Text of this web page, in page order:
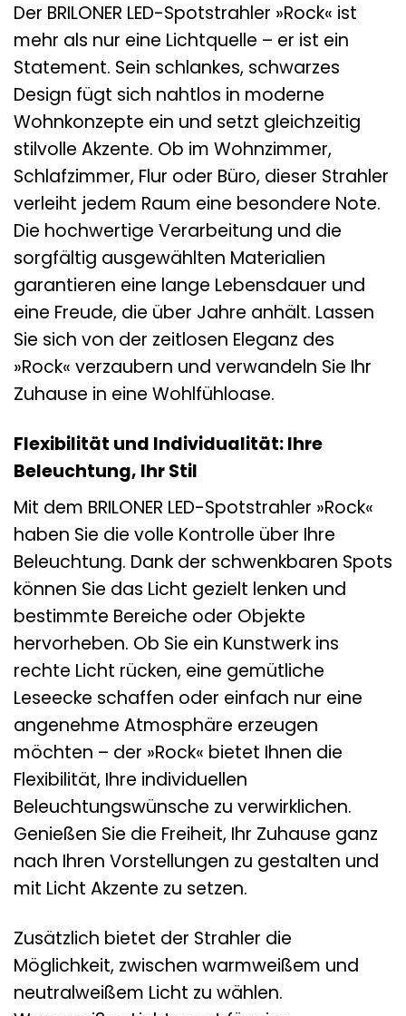
Der BRILONER LED-Spotstrahler »Rock« ist
mehr als nur eine Lichtquelle – er ist ein
Statement. Sein schlankes, schwarzes
Design fügt sich nahtlos in moderne
Wohnkonzepte ein und setzt gleichzeitig
stilvolle Akzente. Ob im Wohnzimmer,
Schlafzimmer, Flur oder Büro, dieser Strahler
verleiht jedem Raum eine besondere Note.
Die hochwertige Verarbeitung und die
sorgfältig ausgewählten Materialien
garantieren eine lange Lebensdauer und
eine Freude, die über Jahre anhält. Lassen
Sie sich von der zeitlosen Eleganz des
»Rock« verzaubern und verwandeln Sie Ihr
Zuhause in eine Wohlfühloase.
Flexibilität und Individualität: Ihre
Beleuchtung, Ihr Stil
Mit dem BRILONER LED-Spotstrahler »Rock«
haben Sie die volle Kontrolle über Ihre
Beleuchtung. Dank der schwenkbaren Spots
können Sie das Licht gezielt lenken und
bestimmte Bereiche oder Objekte
hervorheben. Ob Sie ein Kunstwerk ins
rechte Licht rücken, eine gemütliche
Leseecke schaffen oder einfach nur eine
angenehme Atmosphäre erzeugen
möchten – der »Rock« bietet Ihnen die
Flexibilität, Ihre individuellen
Beleuchtungswünsche zu verwirklichen.
Genießen Sie die Freiheit, Ihr Zuhause ganz
nach Ihren Vorstellungen zu gestalten und
mit Licht Akzente zu setzen.
Zusätzlich bietet der Strahler die
Möglichkeit, zwischen warmweißem und
neutralweißem Licht zu wählen.